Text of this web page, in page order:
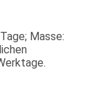
Masse: